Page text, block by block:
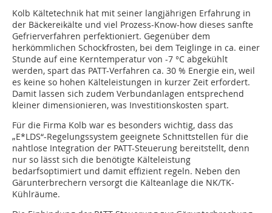
Kolb Kältetechnik hat mit seiner langjährigen Erfahrung in
der Bäckereikälte und viel Prozess-Know-how dieses sanfte
Gefrierverfahren perfektioniert. Gegenüber dem
herkömmlichen Schockfrosten, bei dem Teiglinge in ca. einer
Stunde auf eine Kerntemperatur von -7 °C abgekühlt
werden, spart das PATT-Verfahren ca. 30 % Energie ein, weil
es keine so hohen Kälteleistungen in kurzer Zeit erfordert.
Damit lassen sich zudem Verbundanlagen entsprechend
kleiner dimensionieren, was Investitionskosten spart.
Für die Firma Kolb war es besonders wichtig, dass das
„E*LDS“-Regelungssystem geeignete Schnittstellen für die
nahtlose Integration der PATT-Steuerung bereitstellt, denn
nur so lässt sich die benötigte Kälteleistung
bedarfsoptimiert und damit effizient regeln. Neben den
Gärunterbrechern versorgt die Kälteanlage die NK/TK-
Kühlräume.